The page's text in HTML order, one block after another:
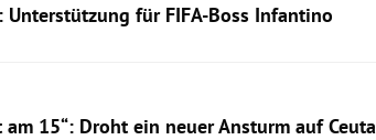
Unterstützung für FIFA-Boss Infantino
15“: Droht ein neuer Ansturm auf